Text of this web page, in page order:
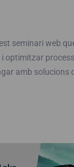
seminari web
optimitzar
amb solucions